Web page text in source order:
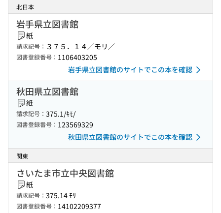
北日本
岩手県立図書館
紙
請求記号： ３７５．１４／モリ／
図書登録番号： 1106403205
岩手県立図書館のサイトでこの本を確認
秋田県立図書館
紙
請求記号： 375.1/ｷﾓ/
図書登録番号： 123569329
秋田県立図書館のサイトでこの本を確認
関東
さいたま市立中央図書館
紙
請求記号： 375.14 ﾓﾘ
図書登録番号： 14102209377